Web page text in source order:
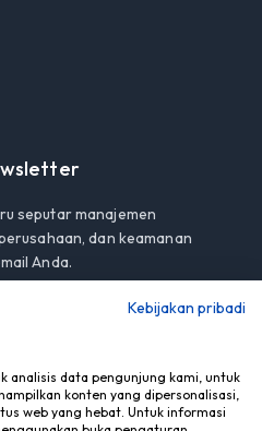
seputar manajemen
dan keamanan
Anda.
menyetujuiPemberitahuan
Kebijakan pribadi
analisis data pengunjung kami, untuk
konten yang dipersonalisasi,
web yang hebat. Untuk informasi